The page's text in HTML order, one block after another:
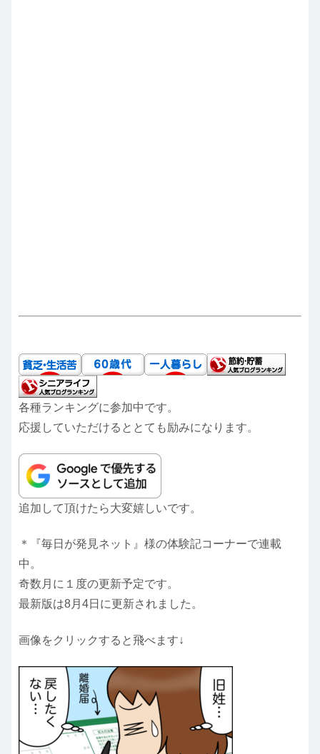
各種ランキングに参加中です。
応援していただけるととても励みになります。
追加して頂けたら大変嬉しいです。
＊『毎日が発見ネット』様の体験記コーナーで連載
中。
奇数月に１度の更新予定です。
最新版は8月4日に更新されました。
画像をクリックすると飛べます↓